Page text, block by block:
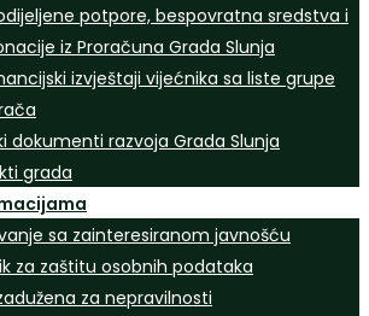
potpore, bespovratna sredstva i
iz Proračuna Grada Slunja
izvještaji vijećnika sa liste grupe
dokumenti razvoja Grada Slunja
grada
sa zainteresiranom javnošću
za zaštitu osobnih podataka
za nepravilnosti